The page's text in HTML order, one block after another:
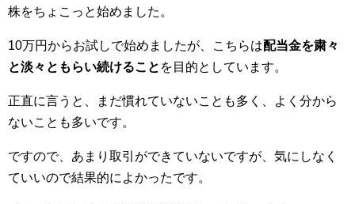
株をちょこっと始めました。
10万円からお試しで始めましたが、こちらは配当金を粛々
と淡々ともらい続けること を目的としています。
正直に言うと、まだ慣れていないことも多く、よく分から
ないことも多いです。
ですので、あまり取引ができていないですが、気にしなく
ていいので結果的によかったです。